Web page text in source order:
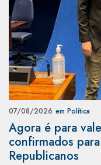
07/08/2026 em Política
Agora é para
confirmados
Republicanos